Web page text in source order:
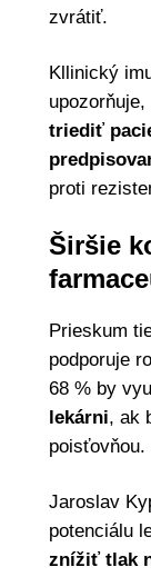
zvrátiť.
Kllinický
triediť
proti
Širšie
Prieskum
podporuje
68 % by
lekárni, ak
poisťovňou.
Jaroslav
potenciálu
znížiť tlak